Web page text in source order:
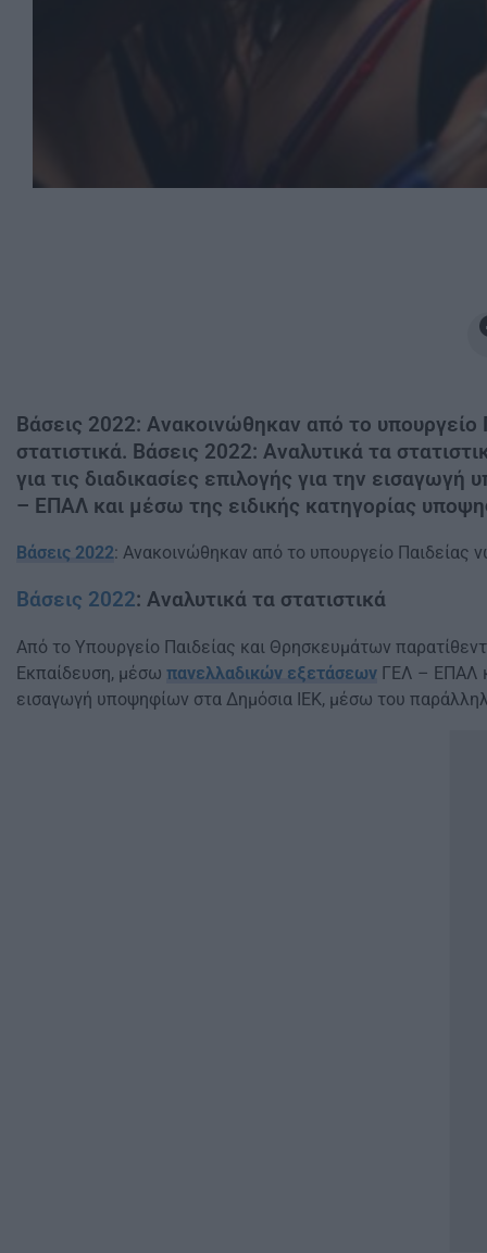
Βάσεις 2022: Ανακοινώθηκαν από το
στατιστικά. Βάσεις 2022: Αναλυτικά τα
για τις διαδικασίες επιλογής για την
– ΕΠΑΛ και μέσω της ειδικής κατηγορίας
Βάσεις 2022: Ανακοινώθηκαν από το υπουργείο Παιδείας
Βάσεις 2022: Αναλυτικά τα στατιστικά
Από το Υπουργείο Παιδείας και Θρησκευμάτων
Εκπαίδευση, μέσω πανελλαδικών εξετάσεων ΓΕΛ – ΕΠΑΛ
εισαγωγή υποψηφίων στα Δημόσια ΙΕΚ, μέσω του